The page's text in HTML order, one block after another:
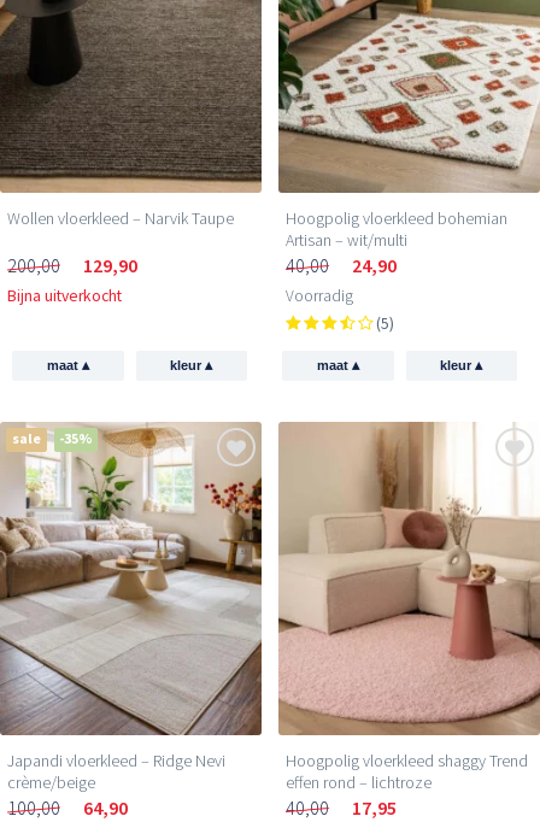
Wollen vloerkleed – Narvik Taupe
200,00 129,90
Bijna uitverkocht
maat ▴ kleur▴
Hoogpolig vloerkleed bohemian
Artisan – wit/multi
40,00 24,90
Voorradig
(5)
maat ▴ kleur▴
sale -35%
Japandi vloerkleed – Ridge Nevi
crème/beige
100,00 64,90
Hoogpolig vloerkleed shaggy Trend
effen rond – lichtroze
40,00 17,95